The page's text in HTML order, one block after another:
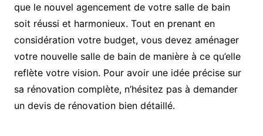
que le nouvel agencement de votre salle de bain
soit réussi et harmonieux. Tout en prenant en
considération votre budget, vous devez aménager
votre nouvelle salle de bain de manière à ce qu’elle
reflète votre vision. Pour avoir une idée précise sur
sa rénovation complète, n’hésitez pas à demander
un devis de rénovation bien détaillé.